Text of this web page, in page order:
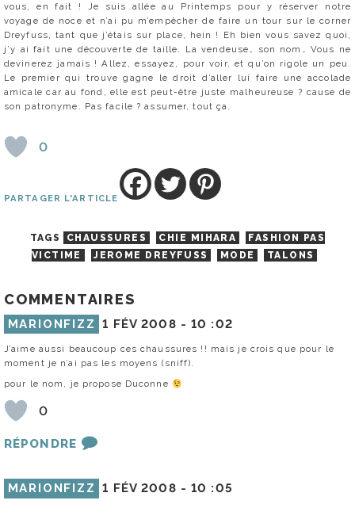
vous, en fait ! Je suis allée au Printemps pour y réserver notre
voyage de noce et n’ai pu m’empêcher de faire un tour sur le corner
Dreyfuss, tant que j’étais sur place, hein ! Eh bien vous savez quoi,
j’y ai fait une découverte de taille. La vendeuse… son nom… Vous ne
devinerez jamais ! Allez, essayez, pour voir, et qu’on rigole un peu.
Le premier qui trouve gagne le droit d’aller lui faire une accolade
amicale car au fond, elle est peut-être juste malheureuse ? cause de
son patronyme. Pas facile ? assumer, tout ça.
0
PARTAGER L'ARTICLE
TAGS CHAUSSURES CHIE MIHARA
FASHION PAS
VICTIME
JEROME DREYFUSS MODE TALONS
COMMENTAIRES
MARIONFIZZ 1 FÉV 2008 -10 :02
J’aime aussi beaucoup ces chaussures !! mais je crois que pour le
moment je n’ai pas les moyens (sniff).
pour le nom, je propose Duconne
0
RÉPONDRE
MARIONFIZZ 1 FÉV 2008 -10 :05